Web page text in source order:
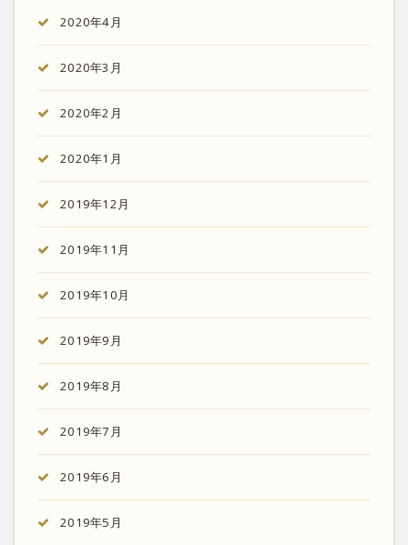
2020年4月
2020年3月
2020年2月
2020年1月
2019年12月
2019年11月
2019年10月
2019年9月
2019年8月
2019年7月
2019年6月
2019年5月